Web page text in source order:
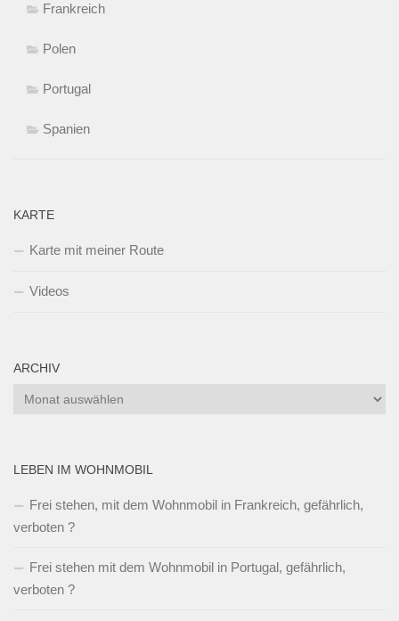
Frankreich
Polen
Portugal
Spanien
KARTE
Karte mit meiner Route
Videos
ARCHIV
Archiv
LEBEN IM WOHNMOBIL
Frei stehen, mit dem Wohnmobil in Frankreich, gefährlich,
verboten ?
Frei stehen mit dem Wohnmobil in Portugal, gefährlich,
verboten ?